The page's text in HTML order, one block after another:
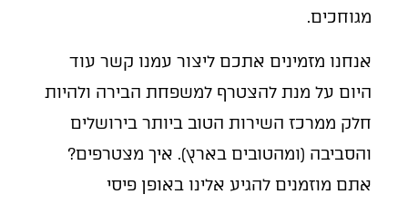
מגוחכים.
אנחנו מזמינים אתכם ליצור עמנו קשר עוד
היום על מנת להצטרף למשפחת הבירה ולהיות
חלק ממרכז השירות הטוב ביותר בירושלים
והסביבה (ומהטובים בארץ). איך מצטרפים?
אתם מוזמנים להגיע אלינו באופן פיסי